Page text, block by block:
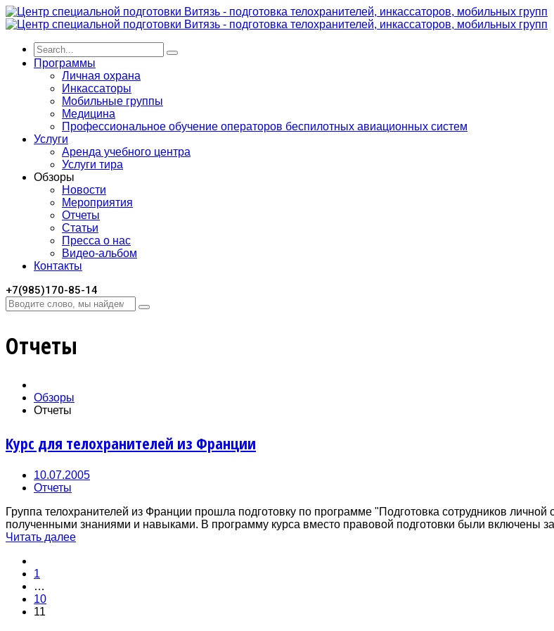
Программы
Личная охрана
Инкассаторы
Мобильные группы
Медицина
Профессиональное обучение операторов беспилотных авиационных систем
Услуги
Аренда учебного центра
Услуги тира
Обзоры
Новости
Мероприятия
Отчеты
Статьи
Пресса о нас
Видео-альбом
Контакты
+7(985)170-85-14
Отчеты
Обзоры
Отчеты
Курс для телохранителей из Франции
10.07.2005
Отчеты
Группа телохранителей из Франции прошла подготовку по программе "Подготовка сотрудников
полученными знаниями и навыками. В программу курса вместо правовой подготовки были включены
Читать далее
1
…
10
11